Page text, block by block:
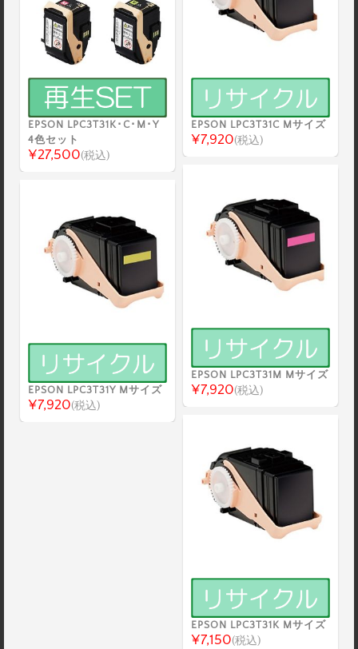
EPSON LPC3T31K･C･M･Y
4色セット
¥27,500(税込)
EPSON LPC3T31C Mサイズ
¥7,920(税込)
EPSON LPC3T31M Mサイズ
¥7,920(税込)
EPSON LPC3T31Y Mサイズ
¥7,920(税込)
EPSON LPC3T31K Mサイズ
¥7,150(税込)